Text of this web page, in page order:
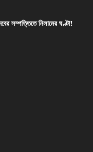
সম্পত্তিতে নিলামের ঘণ্টা!